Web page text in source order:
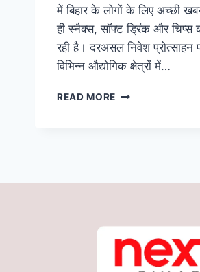
में बिहार के लोगों के लिए अच्छी
ही स्नैक्स, सॉफ्ट ड्रिंक और चिप्स
रही है। दरअसल निवेश प्रोत्साहन
विभिन्न औद्योगिक क्षेत्रों में…
READ MORE INVESTMENT
जगहों
सॉफ्ट
ड्रिंक
और